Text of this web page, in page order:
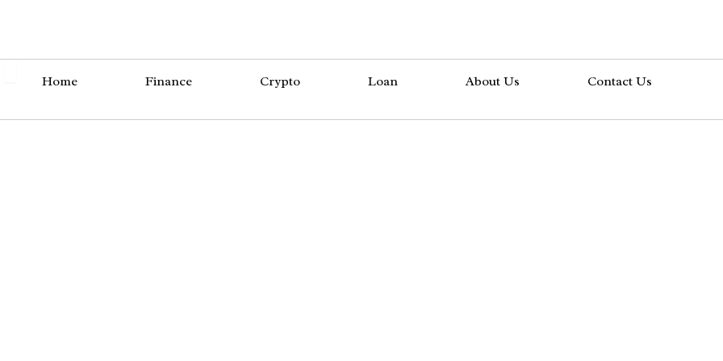
Home Finance Crypto Loan About Us Contact Us